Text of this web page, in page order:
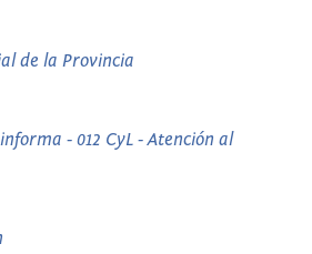
de la Provincia
- 012 CyL - Atención al